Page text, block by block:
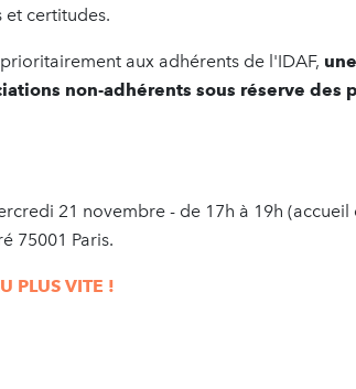
et certitudes.
aux adhérents de l'IDAF,
non-adhérents sous réserve des
21 novembre - de 17h à 19h (accueil
75001 Paris.
PLUS VITE !